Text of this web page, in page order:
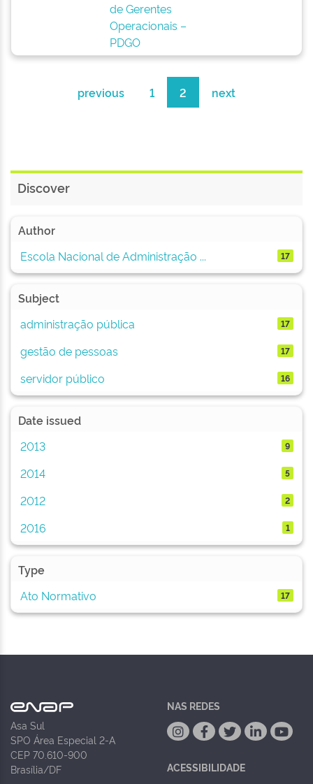
de Gerentes
Operacionais –
PDGO
previous 1 2 next
Discover
Author
Escola Nacional de Administração ...
17
Subject
administração pública
17
gestão de pessoas 17
servidor público 16
Date issued
2013
9
2014 5
2012 2
2016 1
Type
Ato Normativo
17
Asa Sul
SPO Área Especial 2-A
CEP 70.610-900
Brasília/DF
NAS REDES
ACESSIBILIDADE